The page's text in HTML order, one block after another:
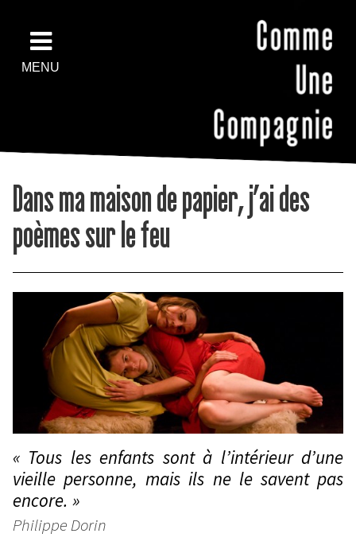
MENU
Dans ma maison de papier, j’ai des
poèmes sur le feu
« Tous les enfants sont à l’intérieur d’une
vieille personne, mais ils ne le savent pas
encore. »
Philippe Dorin